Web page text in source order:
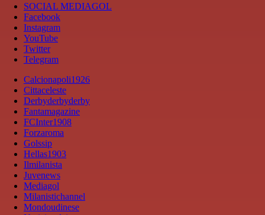
SOCIAL MEDIAGOL
Facebook
Instagram
YouTube
Twitter
Telegram
Calcionapoli1926
Cittaceleste
Derbyderbyderby
Fantamagazine
FCInter1908
Forzaroma
Golssip
Hellas1903
Ilmilanista
Juvenews
Mediagol
Milanistichannel
Mondoudinese